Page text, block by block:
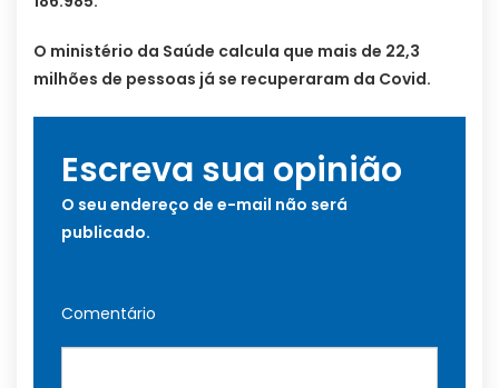
O ministério da Saúde calcula que mais de 22,3
milhões de pessoas já se recuperaram da Covid.
Escreva sua opinião
O seu endereço de e-mail não será
publicado.
Comentário